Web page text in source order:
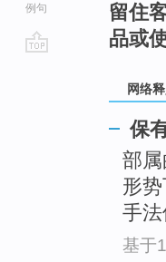
例句
留住
品或
网络
保
部属
形
手
基于